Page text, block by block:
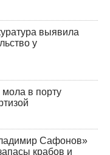
выявила
у
мола в порту
Сафонов»
крабов и